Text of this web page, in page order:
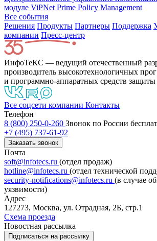
модуле ViPNet Prime Policy Management
Все события
Решения Продукты Партнeры Поддержка
компании Пресс-центр
ИнфоТеКС — ведущий отечественный
производитель высокотехнологичных
и программно-аппаратных средств
Все соцсети компании Контакты
Телефон
8 (800) 250-0-260 Звонок по России
+7 (495) 737-61-92
Заказать звонок
Почта
soft@infotecs.ru (отдел продаж)
hotline@infotecs.ru (отдел технической
security-notifications@infotecs.ru (в случае
уязвимости)
Адрес
127273, Москва, ул. Отрадная, 2Б, стр.1
Схема проезда
Новостная рассылка
Подписаться на рассылку